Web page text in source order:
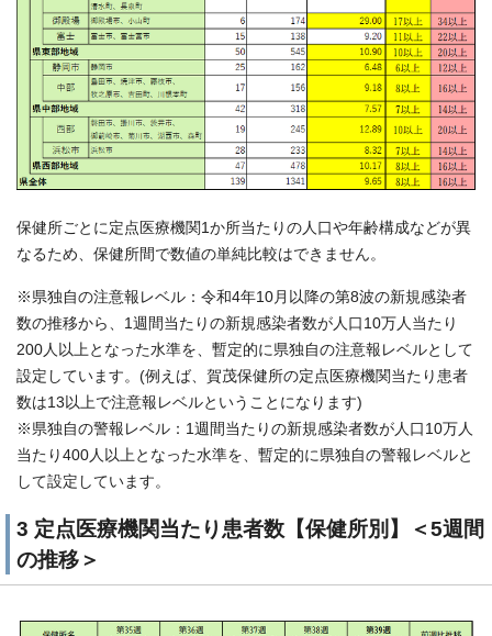
保健所ごとに定点医療機関1か所当たりの人口や年齢構成などが異
なるため、保健所間で数値の単純比較はできません。
※県独自の注意報レベル：令和4年10月以降の第8波の新規感染者
数の推移から、1週間当たりの新規感染者数が人口10万人当たり
200人以上となった水準を、暫定的に県独自の注意報レベルとして
設定しています。(例えば、賀茂保健所の定点医療機関当たり患者
数は13以上で注意報レベルということになります)
※県独自の警報レベル：1週間当たりの新規感染者数が人口10万人
当たり400人以上となった水準を、暫定的に県独自の警報レベルと
して設定しています。
3 定点医療機関当たり患者数【保健所別】＜5週間
の推移＞